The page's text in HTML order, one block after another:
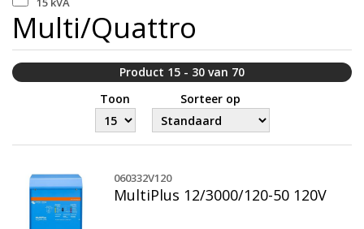
Multi/Quattro
Product 15 - 30 van 70
Toon
Sorteer op
MultiPlus 12/3000/120-50 120V
060332V120